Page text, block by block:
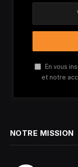
En vous
et notre
NOTRE MISSION